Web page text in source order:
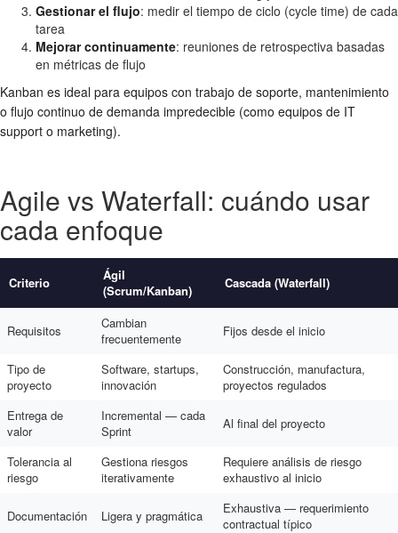
Gestionar el flujo: medir el tiempo de ciclo (cycle time) de cada
tarea
Mejorar continuamente: reuniones de retrospectiva basadas
en métricas de flujo
Kanban es ideal para equipos con trabajo de soporte, mantenimiento
o flujo continuo de demanda impredecible (como equipos de IT
support o marketing).
Agile vs Waterfall: cuándo usar
cada enfoque
Criterio
Ágil
(Scrum/Kanban)
Cascada (Waterfall)
Requisitos
Cambian
frecuentemente
Fijos desde el inicio
Tipo de
proyecto
Software, startups,
innovación
Construcción, manufactura,
proyectos regulados
Entrega de
valor
Incremental — cada
Sprint
Al final del proyecto
Tolerancia al
riesgo
Gestiona riesgos
iterativamente
Requiere análisis de riesgo
exhaustivo al inicio
Documentación Ligera y pragmática
Exhaustiva — requerimiento
contractual típico